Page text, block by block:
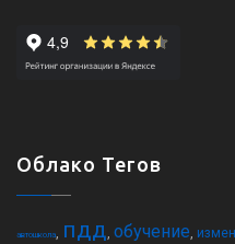
Облако Тегов
автошкола, пдд, обучение,